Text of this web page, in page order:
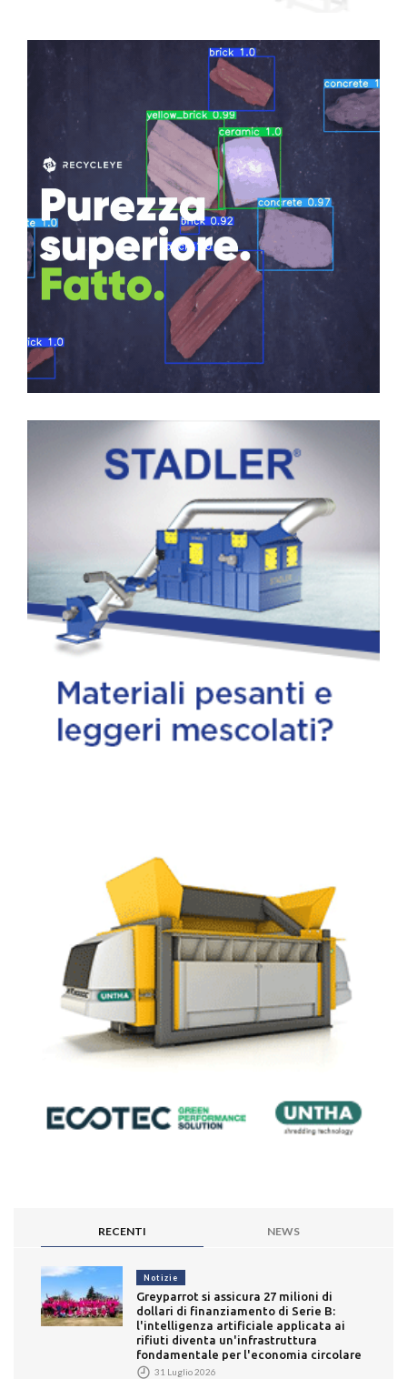
RECENTI NEWS
Notizie
Greyparrot si assicura 27 milioni di
dollari di finanziamento di Serie B:
l'intelligenza artificiale applicata ai
rifiuti diventa un'infrastruttura
fondamentale per l'economia circolare
31 Luglio 2026